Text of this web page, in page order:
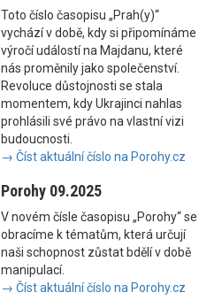
Toto číslo časopisu „Prah(y)“
vychází v době, kdy si připomínáme
výročí událostí na Majdanu, které
nás proměnily jako společenství.
Revoluce důstojnosti se stala
momentem, kdy Ukrajinci nahlas
prohlásili své právo na vlastní vizi
budoucnosti.
→ Číst aktuální číslo na Porohy.cz
Porohy 09.2025
V novém čísle časopisu „Porohy“ se
obracíme k tématům, která určují
naši schopnost zůstat bdělí v době
manipulací.
→ Číst aktuální číslo na Porohy.cz